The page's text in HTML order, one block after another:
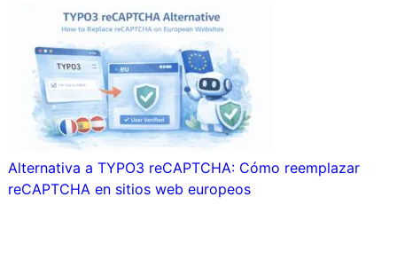
Alternativa a TYPO3 reCAPTCHA: Cómo reemplazar
reCAPTCHA en sitios web europeos